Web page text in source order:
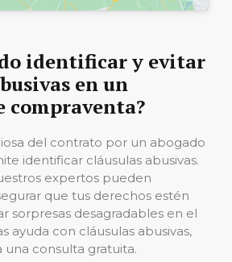
identificar y evitar
en un
compraventa?
del contrato por un abogado
identificar cláusulas abusivas.
expertos pueden
que tus derechos estén
sorpresas desagradables en el
ayuda con cláusulas abusivas,
una consulta gratuita.